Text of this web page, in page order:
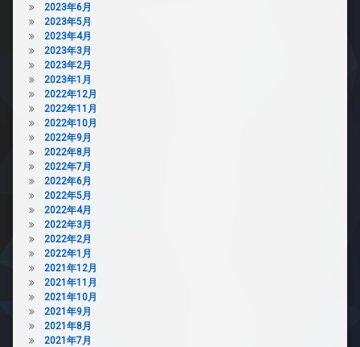
2023年6月
2023年5月
2023年4月
2023年3月
2023年2月
2023年1月
2022年12月
2022年11月
2022年10月
2022年9月
2022年8月
2022年7月
2022年6月
2022年5月
2022年4月
2022年3月
2022年2月
2022年1月
2021年12月
2021年11月
2021年10月
2021年9月
2021年8月
2021年7月